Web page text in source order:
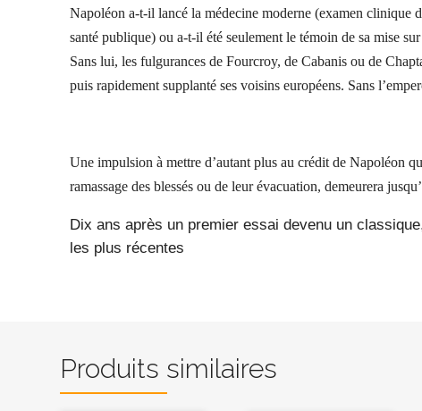
Napoléon a-t-il lancé la médecine moderne (examen clinique
santé publique) ou a-t-il été seulement le témoin de sa mise
Sans lui, les fulgurances de Fourcroy, de Cabanis ou de
puis rapidement supplanté ses voisins européens. Sans
Une impulsion à mettre d’autant plus au crédit de Napoléon
ramassage des blessés ou de leur évacuation, demeurera
Dix ans après un premier essai devenu un
les plus récentes
Produits similaires